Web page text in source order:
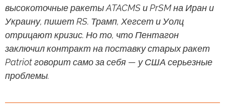
высокоточные ракеты ATACMS и PrSM на Иран и
Украину, пишет RS. Трамп, Хегсет и Уолц
отрицают кризис. Но то, что Пентагон
заключил контракт на поставку старых ракет
Patriot говорит само за себя — у США серьезные
проблемы.